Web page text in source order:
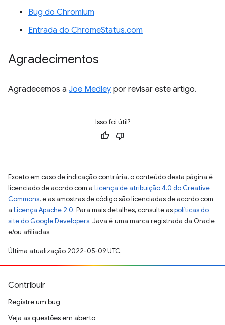
Bug do Chromium
Entrada do ChromeStatus.com
Agradecimentos
Agradecemos a Joe Medley por revisar este artigo.
Isso foi útil?
Exceto em caso de indicação contrária, o conteúdo desta página é
licenciado de acordo com a Licença de atribuição 4.0 do Creative
Commons, e as amostras de código são licenciadas de acordo com
a Licença Apache 2.0. Para mais detalhes, consulte aspolíticas do
site do Google Developers. Java é uma marca registrada da Oracle
e/ou afiliadas.
Última atualização 2022-05-09 UTC.
Contribuir
Registre um bug
Veja as questões em aberto